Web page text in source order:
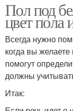
Пол под
цвет пола
Всегда нужно
когда вы
помогут
должны
Итак: